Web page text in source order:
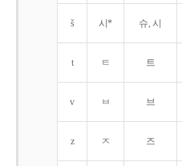
š 시* 슈, 시
t ㅌ 트
v ㅂ 브
z ㅈ 즈